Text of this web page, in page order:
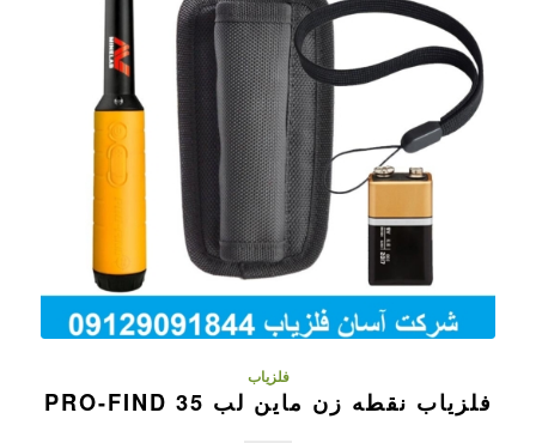
فلزیاب
فلزیاب نقطه زن ماین لب PRO-FIND 35